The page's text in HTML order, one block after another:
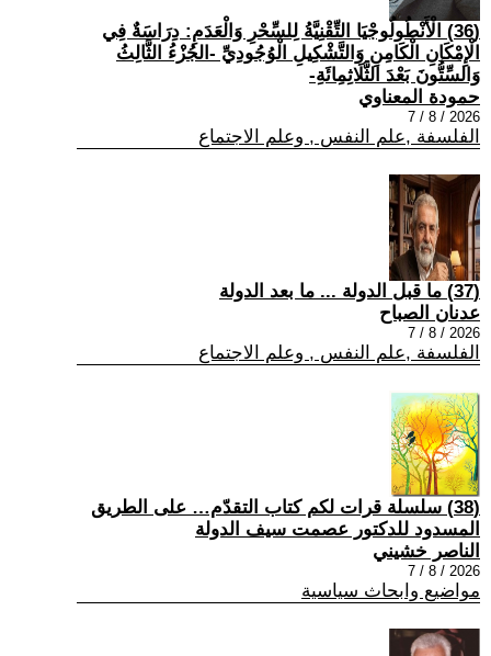
(36) الْأَنْطُولُوجْيَا التِّقْنِيَّةُ لِلسِّحْرِ وَالْعَدَمِ: دِرَاسَةٌ فِي
الْإِمْكَانِ الْكَامِنِ وَالتَّشْكِيلِ الْوُجُودِيِّ -الجُزْءُ الثَّالِثُ
وَالسِّتُّونَ بَعْدَ الثَّلَاثِمِائَةِ-
حمودة المعناوي
2026 / 8 / 7
الفلسفة ,علم النفس , وعلم الاجتماع
(37) ما قبل الدولة ... ما بعد الدولة
عدنان الصباح
2026 / 8 / 7
الفلسفة ,علم النفس , وعلم الاجتماع
(38) سلسلة قرات لكم كتاب التقدّم… على الطريق
المسدود للدكتور عصمت سيف الدولة
الناصر خشيني
2026 / 8 / 7
مواضيع وابحاث سياسية